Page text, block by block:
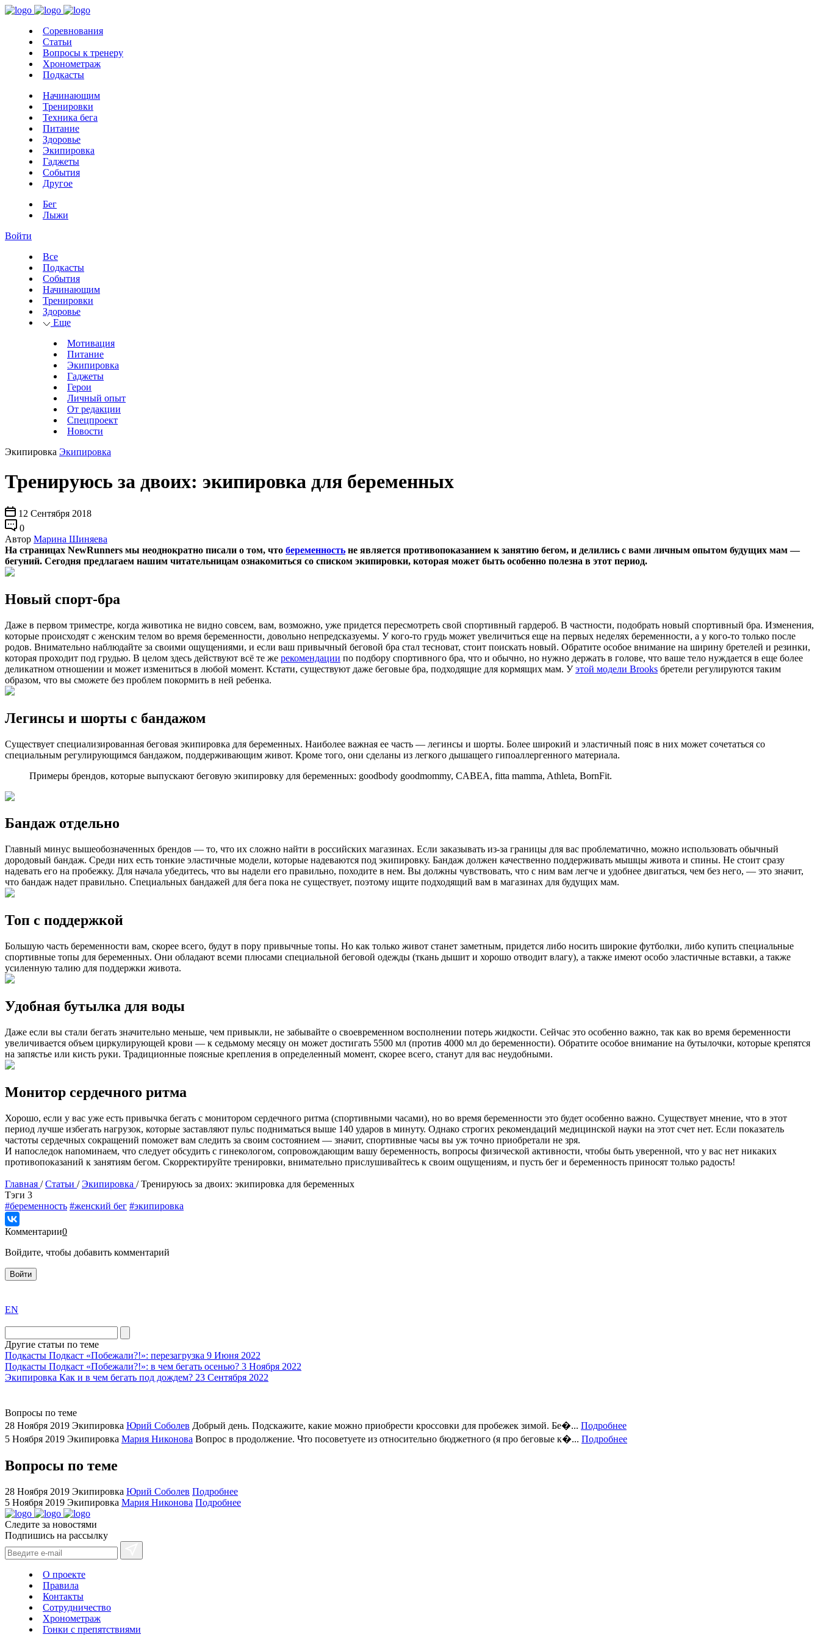
Соревнования
Статьи
Вопросы к тренеру
Хронометраж
Подкасты
Начинающим
Тренировки
Техника бега
Питание
Здоровье
Экипировка
Гаджеты
События
Другое
Бег
Лыжи
Войти
Все
Подкасты
События
Начинающим
Тренировки
Здоровье
Еще
Мотивация
Питание
Экипировка
Гаджеты
Герои
Личный опыт
От редакции
Спецпроект
Новости
Экипировка Экипировка
Тренируюсь за двоих: экипировка для беременных
12 Сентября 2018
0
Автор Марина Шиняева
На страницах NewRunners мы неоднократно писали о том, что беременность не является противопоказанием к занятию бегом, и делились с вами личным опытом будущих мам —
бегуний. Сегодня предлагаем нашим читательницам ознакомиться со списком экипировки, которая может быть особенно полезна в этот период.
Новый спорт-бра
Даже в первом триместре, когда животика не видно совсем, вам, возможно, уже придется пересмотреть свой спортивный гардероб. В частности, подобрать новый спортивный бра. Изменения,
которые происходят с женским телом во время беременности, довольно непредсказуемы. У кого-то грудь может увеличиться еще на первых неделях беременности, а у кого-то только после
родов. Внимательно наблюдайте за своими ощущениями, и если ваш привычный беговой бра стал тесноват, стоит поискать новый. Обратите особое внимание на ширину бретелей и резинки,
которая проходит под грудью. В целом здесь действуют всё те же рекомендации по подбору спортивного бра, что и обычно, но нужно держать в голове, что ваше тело нуждается в еще более
деликатном отношении и может измениться в любой момент. Кстати, существуют даже беговые бра, подходящие для кормящих мам. Уэтой модели Brooks бретели регулируются таким
образом, что вы сможете без проблем покормить в ней ребенка.
Легинсы и шорты с бандажом
Существует специализированная беговая экипировка для беременных. Наиболее важная ее часть — легинсы и шорты. Более широкий и эластичный пояс в них может сочетаться со
специальным регулирующимся бандажом, поддерживающим живот. Кроме того, они сделаны из легкого дышащего гипоаллергенного материала.
Примеры брендов, которые выпускают беговую экипировку для беременных: goodbody goodmommy, CABEA, fitta mamma, Athleta, BornFit.
Бандаж отдельно
Главный минус вышеобозначенных брендов — то, что их сложно найти в российских магазинах. Если заказывать из-за границы для вас проблематично, можно использовать обычный
дородовый бандаж. Среди них есть тонкие эластичные модели, которые надеваются под экипировку. Бандаж должен качественно поддерживать мышцы живота и спины. Не стоит сразу
надевать его на пробежку. Для начала убедитесь, что вы надели его правильно, походите в нем. Вы должны чувствовать, что с ним вам легче и удобнее двигаться, чем без него, — это значит,
что бандаж надет правильно. Специальных бандажей для бега пока не существует, поэтому ищите подходящий вам в магазинах для будущих мам.
Топ с поддержкой
Большую часть беременности вам, скорее всего, будут в пору привычные топы. Но как только живот станет заметным, придется либо носить широкие футболки, либо купить специальные
спортивные топы для беременных. Они обладают всеми плюсами специальной беговой одежды (ткань дышит и хорошо отводит влагу), а также имеют особо эластичные вставки, а также
усиленную талию для поддержки живота.
Удобная бутылка для воды
Даже если вы стали бегать значительно меньше, чем привыкли, не забывайте о своевременном восполнении потерь жидкости. Сейчас это особенно важно, так как во время беременности
увеличивается объем циркулирующей крови — к седьмому месяцу он может достигать 5500 мл (против 4000 мл до беременности). Обратите особое внимание на бутылочки, которые крепятся
на запястье или кисть руки. Традиционные поясные крепления в определенный момент, скорее всего, станут для вас неудобными.
Монитор сердечного ритма
Хорошо, если у вас уже есть привычка бегать с монитором сердечного ритма (спортивными часами), но во время беременности это будет особенно важно. Существует мнение, что в этот
период лучше избегать нагрузок, которые заставляют пульс подниматься выше 140 ударов в минуту. Однако строгих рекомендаций медицинской науки на этот счет нет. Если показатель
частоты сердечных сокращений поможет вам следить за своим состоянием — значит, спортивные часы вы уж точно приобретали не зря.
И напоследок напоминаем, что следует обсудить с гинекологом, сопровождающим вашу беременность, вопросы физической активности, чтобы быть уверенной, что у вас нет никаких
противопоказаний к занятиям бегом. Скорректируйте тренировки, внимательно прислушивайтесь к своим ощущениям, и пусть бег и беременность приносят только радость!
Главная /Статьи /Экипировка /Тренируюсь за двоих: экипировка для беременных
Tэги 3
#беременность #женский бег #экипировка
Комментарии0
Войдите, чтобы добавить комментарий
Войти
the
division
agent
watch
replica
showcases
swiss
replica
bvlgari
watches
+maserati
online
for
cheap
sale.
https://ylfactoryrolex.com/
hilarity
method.
www.yvessaintlaurent.to
EN
Другие статьи по теме
Подкасты Подкаст «Побежали?!»: перезагрузка 9 Июня 2022
Подкасты Подкаст «Побежали?!»: в чем бегать осенью? 3 Ноября 2022
Экипировка Как и в чем бегать под дождем? 23 Сентября 2022
Вопросы по теме
28 Ноября 2019 Экипировка Юрий Соболев Добрый день. Подскажите, какие можно приобрести кроссовки для пробежек зимой. Бе�... Подробнее
5 Ноября 2019 Экипировка Мария Никонова Вопрос в продолжение. Что посоветуете из относительно бюджетного (я про беговые к�... Подробнее
Вопросы по теме
28 Ноября 2019 Экипировка Юрий Соболев Подробнее
5 Ноября 2019 Экипировка Мария Никонова Подробнее
Следите за новостями
Подпишись на рассылку
О проекте
Правила
Контакты
Сотрудничество
Хронометраж
Гонки с препятствиями